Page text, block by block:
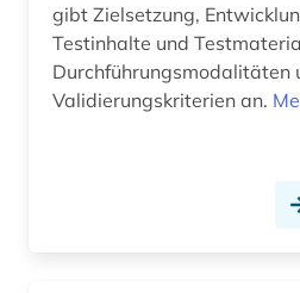
gebärdensprache (1)
gender (3)
geographie (1)
gibt Zielsetzung,
Testinhalte und
Durchführungsmodalitäten
Validierungskriterien an.